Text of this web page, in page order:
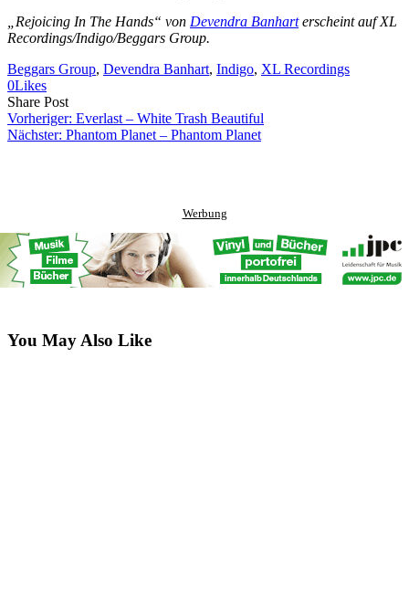
„Rejoicing In The Hands“ von Devendra Banharterscheint auf XL
Recordings/Indigo/Beggars Group.
Beggars Group, Devendra Banhart, Indigo, XL Recordings
0Likes
Share PostShare
on
Facebook
Copy
URL
to
Send
Link
via
Vorheriger: Everlast – White Trash Beautiful
Nächster: Phantom Planet – Phantom Planet
Werbung
You May Also Like